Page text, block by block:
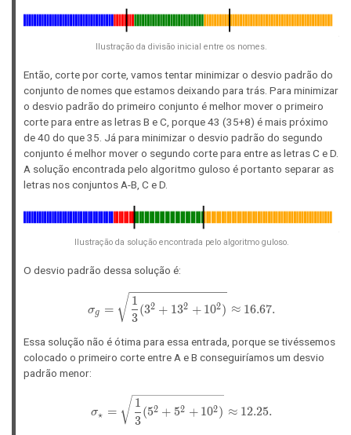
a_3
=
=
50
Ilustração da divisão inicial entre os nomes.
Então, corte por corte, vamos tentar minimizar o desvio padrão do
conjunto de nomes que estamos deixando para trás. Para minimizar
o desvio padrão do primeiro conjunto é melhor mover o primeiro
corte para entre as letras B e C, porque 43 (35+8) é mais próximo
de 40 do que 35. Já para minimizar o desvio padrão do segundo
conjunto é melhor mover o segundo corte para entre as letras C e D.
A solução encontrada pelo algoritmo guloso é portanto separar as
letras nos conjuntos A-B, C e D.
Ilustração da solução encontrada pelo algoritmo guloso.
O desvio padrão dessa solução é:
\sigma_g = \sqrt{\frac{1}{3}
σg =
3
1
(32 + 132 + 102) ≈ 16.67.
Essa solução não é ótima para essa entrada, porque se tivéssemos
colocado o primeiro corte entre A e B conseguiríamos um desvio
padrão menor:
\sigma_\star =
σ⋆ =
3
1
(52 + 52 + 102) ≈ 12.25.